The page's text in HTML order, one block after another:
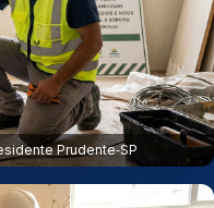
Prudente‑SP